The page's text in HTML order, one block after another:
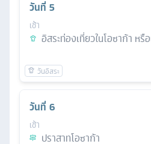
วันที่ 5
เช้า
อิสระท่องเที่ยวในโอซาก้า หรื
วันที่ 6
เช้า
ปราสาทโอซาก้า